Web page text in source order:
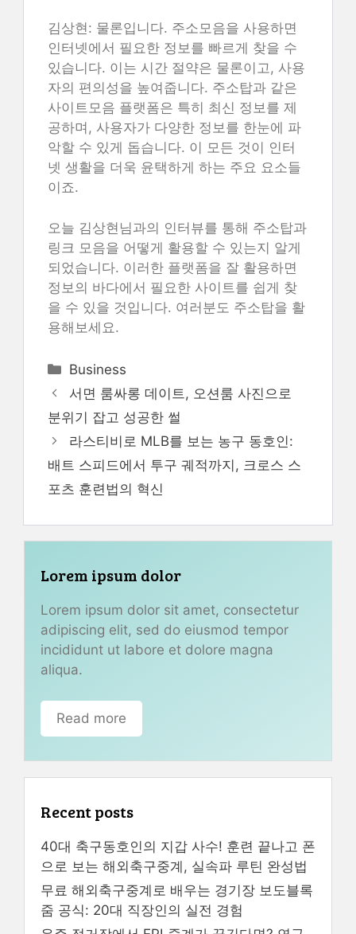
김상현: 물론입니다. 주소모음을 사용하면
인터넷에서 필요한 정보를 빠르게 찾을 수
있습니다. 이는 시간 절약은 물론이고, 사용
자의 편의성을 높여줍니다. 주소탑과 같은
사이트모음 플랫폼은 특히 최신 정보를 제
공하며, 사용자가 다양한 정보를 한눈에 파
악할 수 있게 돕습니다. 이 모든 것이 인터
넷 생활을 더욱 윤택하게 하는 주요 요소들
이죠.
오늘 김상현님과의 인터뷰를 통해 주소탑과
링크 모음을 어떻게 활용할 수 있는지 알게
되었습니다. 이러한 플랫폼을 잘 활용하면
정보의 바다에서 필요한 사이트를 쉽게 찾
을 수 있을 것입니다. 여러분도 주소탑을 활
용해보세요.
Categories
Business
서면 룸싸롱 데이트, 오션룸 사진으로
분위기 잡고 성공한 썰
라스티비로 MLB를 보는 농구 동호인:
배트 스피드에서 투구 궤적까지, 크로스 스
포츠 훈련법의 혁신
Lorem ipsum dolor
Lorem ipsum dolor sit amet, consectetur
adipiscing elit, sed do eiusmod tempor
incididunt ut labore et dolore magna
aliqua.
Read more
Recent posts
40대 축구동호인의 지갑 사수! 훈련 끝나고 폰
으로 보는 해외축구중계, 실속파 루틴 완성법
무료 해외축구중계로 배우는 경기장 보도블록
줌 공식: 20대 직장인의 실전 경험